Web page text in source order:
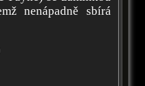
nenápadně sbírá